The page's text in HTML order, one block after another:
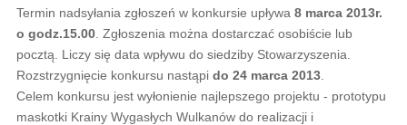
Termin nadsyłania zgłoszeń w konkursie upływa 8 marca 2013r.
o godz.15.00. Zgłoszenia można dostarczać osobiście lub
pocztą. Liczy się data wpływu do siedziby Stowarzyszenia.
Rozstrzygnięcie konkursu nastąpi do 24 marca 2013.
Celem konkursu jest wyłonienie najlepszego projektu - prototypu
maskotki Krainy Wygasłych Wulkanów do realizacji i